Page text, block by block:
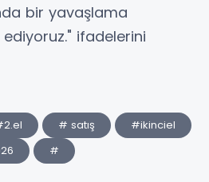
bir yavaşlama
ediyoruz." ifadelerini
# satış
#ikinciel
#